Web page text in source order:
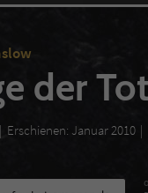
der
Erschienen: Januar 2010